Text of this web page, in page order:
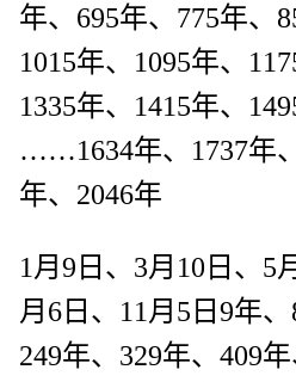
年、695年、775年、
1015年、1095年、
1335年、1415年、
……1634年、1737年
年、2046年
1月9日、3月10日、5
月6日、11月5日9年、
249年、329年、409